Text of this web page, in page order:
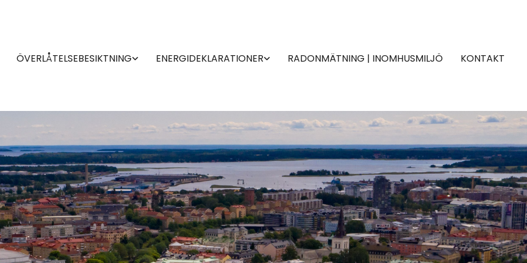
ÖVERLÅTELSEBESIKTNING ENERGIDEKLARATIONER RADONMÄTNING | INOMHUSMILJÖ KONTAKT